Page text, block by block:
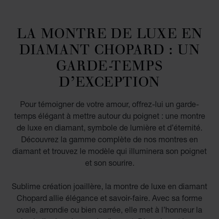
LA MONTRE DE LUXE EN
DIAMANT CHOPARD : UN
GARDE-TEMPS
D’EXCEPTION
Pour témoigner de votre amour, offrez-lui un garde-
temps élégant à mettre autour du poignet : une montre
de luxe en diamant, symbole de lumière et d’éternité.
Découvrez la gamme complète de nos montres en
diamant et trouvez le modèle qui illuminera son poignet
et son sourire.
Sublime création joaillère, la montre de luxe en diamant
Chopard allie élégance et savoir-faire. Avec sa forme
ovale, arrondie ou bien carrée, elle met à l’honneur la